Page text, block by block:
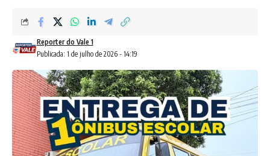
Publicada: 1 de julho de 2026 - 14:19
Reporter do Vale 1